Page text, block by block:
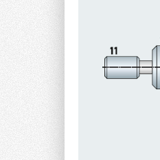
Например,
нужно подать
в разных
где прямых
посчитают его
причиной для
Запрет на
монтаж сплит-
придётся со